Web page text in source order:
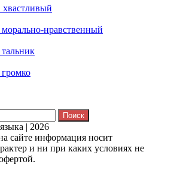
хвастливый
морально-нравственный
тальник
громко
| 2026
сайте информация носит
и ни при каких условиях не